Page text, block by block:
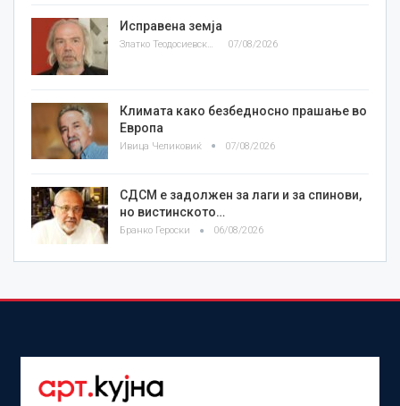
Исправена земја
Златко Теодосиевски 07/08/2026
Климата како безбедносно прашање во
Европа
Ивица Челиковиќ 07/08/2026
СДСМ е задолжен за лаги и за спинови,
но вистинското…
Бранко Героски 06/08/2026